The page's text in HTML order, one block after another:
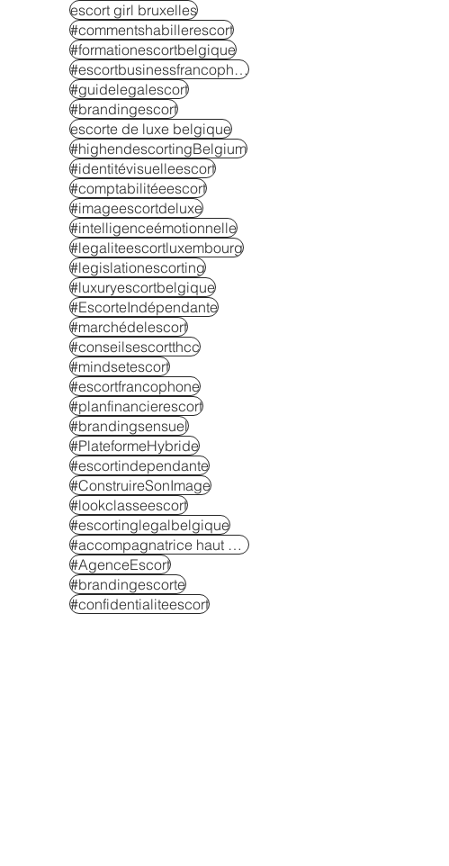
escort girl bruxelles
#commentshabillerescort
#formationescortbelgique
#escortbusinessfrancophone
#guidelegalescort
#brandingescort
escorte de luxe belgique
#highendescortingBelgium
#identitévisuelleescort
#comptabilitéeescort
#imageescortdeluxe
#intelligenceémotionnelle
#legaliteescortluxembourg
#legislationescorting
#luxuryescortbelgique
#EscorteIndépendante
#marchédelescort
#conseilsescortthcc
#mindsetescort
#escortfrancophone
#planfinancierescort
#brandingsensuel
#PlateformeHybride
#escortindependante
#ConstruireSonImage
#lookclasseescort
#escortinglegalbelgique
#accompagnatrice haut de gamme
#AgenceEscort
#brandingescorte
#confidentialiteescort